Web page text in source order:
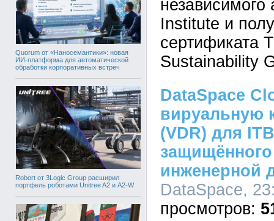
Quorum от «Наносемантики»: новая
ИИ-платформа для автоматической
обработки корпоративных встреч
Robort от 3Logic Group расширил
портфель роботами Unitree A2 и A2-W
независимого
Institute и
сертификата
Sustainability
DataSpace
вируальную
(VDR) для
инженерной
DataSpace,